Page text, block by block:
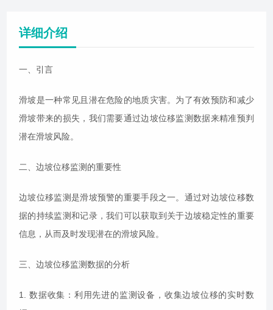
详细介绍
一、引言
滑坡是一种常见且潜在危险的地质灾害。为了有效预防和减少
滑坡带来的损失，我们需要通过边坡位移监测数据来精准预判
潜在滑坡风险。
二、边坡位移监测的重要性
边坡位移监测是滑坡预警的重要手段之一。通过对边坡位移数
据的持续监测和记录，我们可以获取到关于边坡稳定性的重要
信息，从而及时发现潜在的滑坡风险。
三、边坡位移监测数据的分析
1. 数据收集：利用先进的监测设备，收集边坡位移的实时数